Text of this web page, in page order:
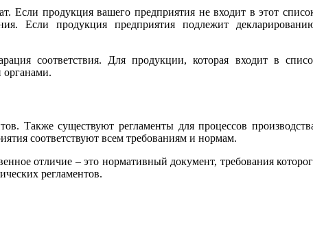
Если продукция вашего предприятия не входит в этот
Если продукция предприятия подлежит
соответствия. Для продукции, которая входит в
органами.
Также существуют регламенты для процессов
соответствуют всем требованиям и нормам.
отличие – это нормативный документ, требования
регламентов.